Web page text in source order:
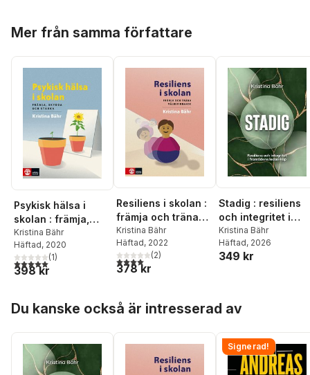
Mer från samma författare
Psykisk hälsa i
skolan : främja,
skydda och stärka
Kristina Bähr
Häftad, 2020
5,0utav 5 stjärnor. Totalt antal röster:
(1)
398 kr
Resiliens i skolan :
främja och träna
välbefinnande
Kristina Bähr
Häftad, 2022
4,0utav 5 stjärnor. Totalt antal röster:
(2)
378 kr
Stadig : resiliens
och integritet i
framtidens
ledarskap
Kristina Bähr
Häftad, 2026
349 kr
Du kanske också är intresserad av
Signerad!